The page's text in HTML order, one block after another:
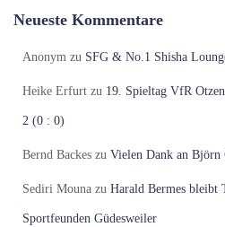
Neueste Kommentare
Anonym zu SFG & No.1 Shisha
Heike Erfurt zu 19. Spieltag VfR
2 (0 : 0)
Bernd Backes zu Vielen Dank an Björn
Sediri Mouna zu Harald Bermes bleibt
Sportfeunden Güdesweiler